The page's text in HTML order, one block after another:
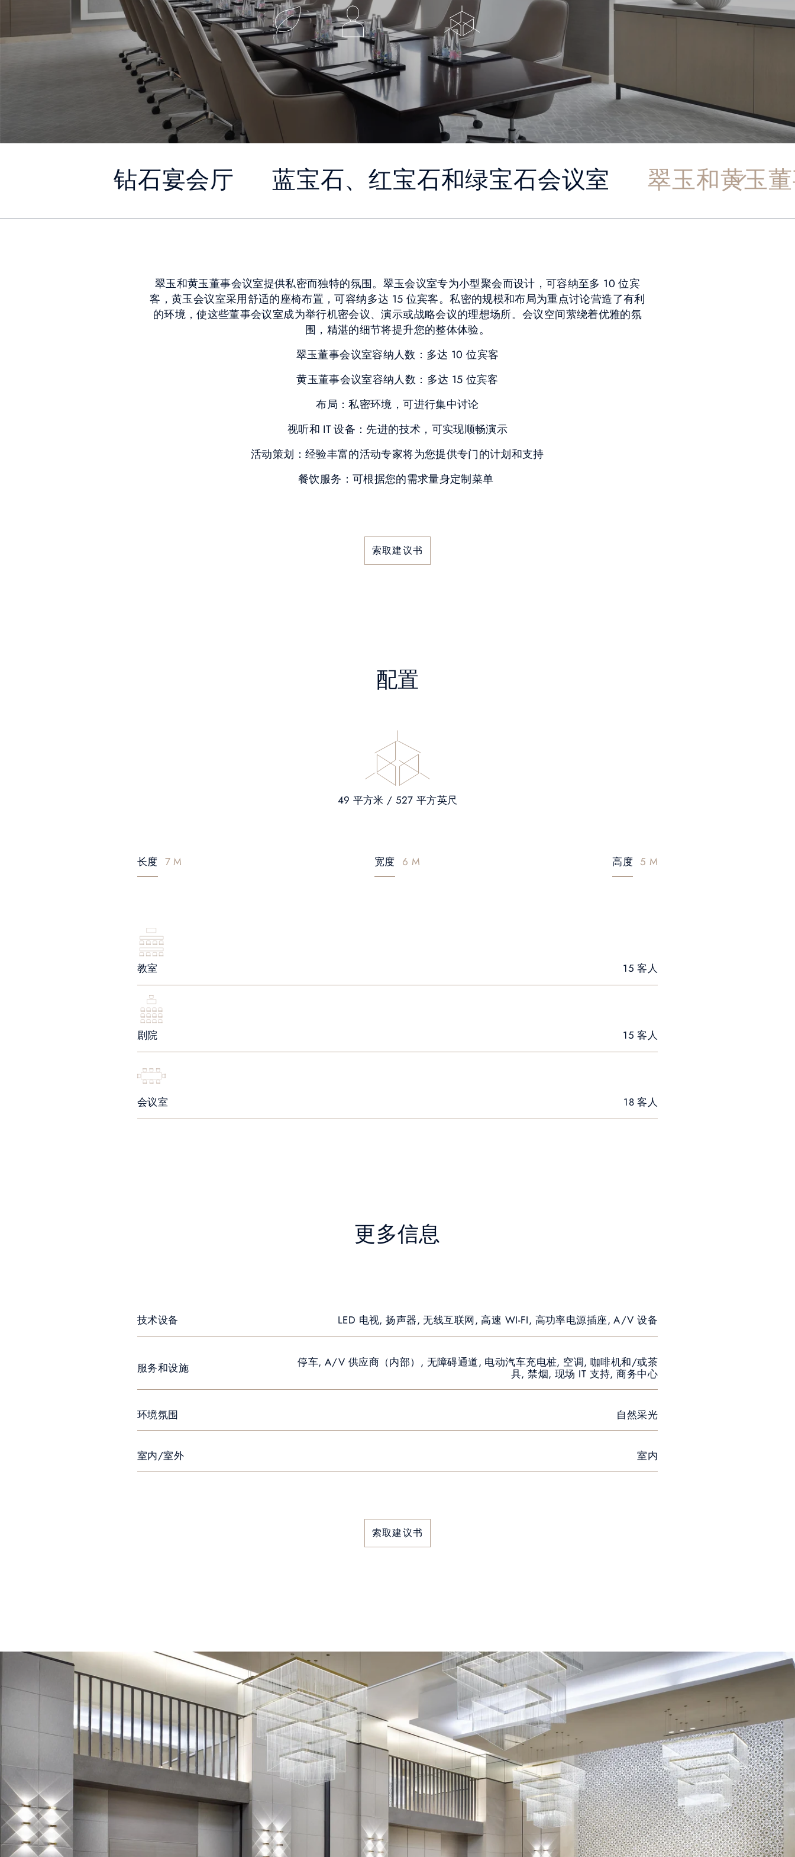
钻石宴会厅 蓝宝石、红宝石和绿宝石会议室 翠玉和黄玉
翠玉和黄玉董事会议室提供私密而独特的氛围。翠玉会议室专为小型聚会而设计，可容纳至多 10 位宾
客，黄玉会议室采用舒适的座椅布置，可容纳多达 15 位宾客。私密的规模和布局为重点讨论营造了有利
的环境，使这些董事会议室成为举行机密会议、演示或战略会议的理想场所。会议空间萦绕着优雅的氛
围，精湛的细节将提升您的整体体验。
翠玉董事会议室容纳人数：多达 10 位宾客
黄玉董事会议室容纳人数：多达 15 位宾客
布局：私密环境，可进行集中讨论
视听和 IT 设备：先进的技术，可实现顺畅演示
活动策划：经验丰富的活动专家将为您提供专门的计划和支持
餐饮服务：可根据您的需求量身定制菜单
索取建议书
配置
49 平方米 / 527 平方英尺
长度 7 M 宽度 6 M 高度 5 M
教室 15 客人
剧院 15 客人
会议室 18 客人
更多信息
技术设备 LED 电视, 扬声器, 无线互联网, 高速 WI-FI, 高功率电源插座, A/V 设备
服务和设施
停车, A/V 供应商（内部）, 无障碍通道, 电动汽车充电桩, 空调, 咖啡机和/或茶
具, 禁烟, 现场 IT 支持, 商务中心
环境氛围 自然采光
室内/室外 室内
索取建议书